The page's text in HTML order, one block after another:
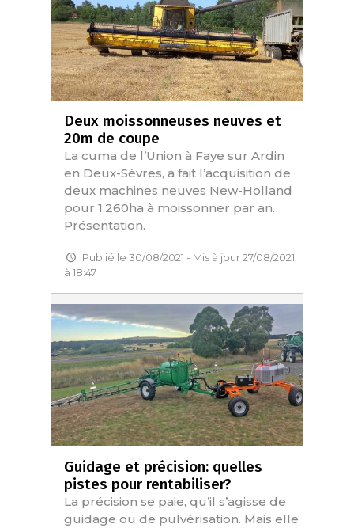
Deux moissonneuses neuves et
20m de coupe
La cuma de l’Union à Faye sur Ardin
en Deux-Sèvres, a fait l’acquisition de
deux machines neuves New-Holland
pour 1.260ha à moissonner par an.
Présentation.
Publié le 30/08/2021 - Mis à jour 27/08/2021
à 18:47
Guidage et précision: quelles
pistes pour rentabiliser?
La précision se paie, qu’il s’agisse de
guidage ou de pulvérisation. Mais elle